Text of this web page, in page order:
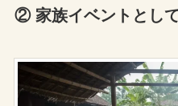
② 家族イベントとし